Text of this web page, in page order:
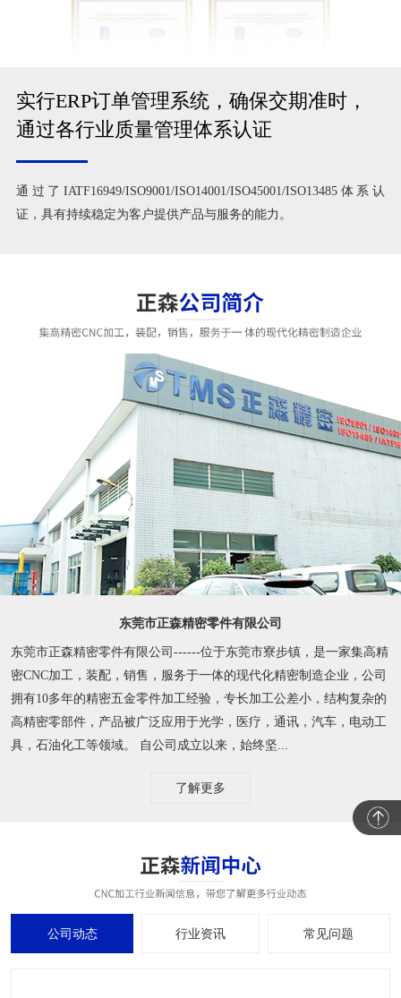
实行ERP订单管理系统，确保交期准时，
通过各行业质量管理体系认证
通过了IATF16949/ISO9001/ISO14001/ISO45001/ISO13485体系认
证，具有持续稳定为客户提供产品与服务的能力。
东莞市正森精密零件有限公司
东莞市正森精密零件有限公司------位于东莞市寮步镇，是一家集高精
密CNC加工，装配，销售，服务于一体的现代化精密制造企业，公司
拥有10多年的精密五金零件加工经验，专长加工公差小，结构复杂的
高精密零部件，产品被广泛应用于光学，医疗，通讯，汽车，电动工
具，石油化工等领域。 自公司成立以来，始终坚...
了解更多
公司动态 行业资讯 常见问题